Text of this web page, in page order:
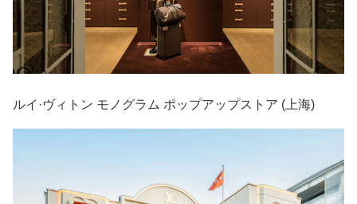
ルイ·ヴィトン モノグラム ポップアップストア (上海)